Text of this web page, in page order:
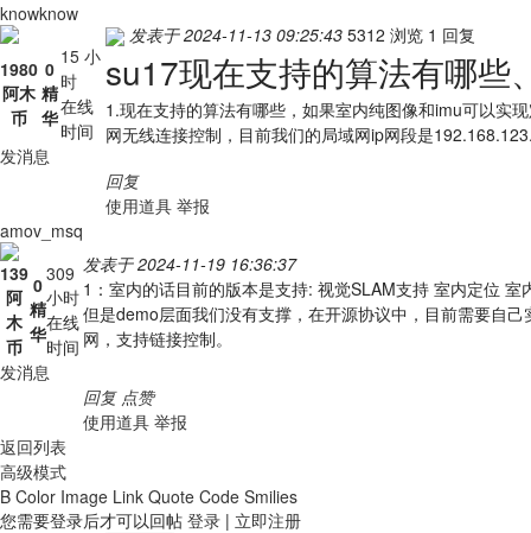
knowknow
1980
阿木
币
0
精
华
15 小
时
在线
时间
发消息
发表于 2024-11-13 09:25:43 5312 浏览 1 回复
su17现在支持的算法有哪些
1.现在支持的算法有哪些，如果室内纯图像和imu可以实
网无线连接控制，目前我们的局域网ip网段是
回复
使用道具 举报
amov_msq
139
阿
木
币
0
精
华
309
小时
在线
时间
发消息
发表于 2024-11-19 16:36:37
1：室内的话目前的版本是支持: 视觉SLAM支持 室内定位
但是demo层面我们没有支撑，在开源协议中，目前需要自
网，支持链接控制。
回复 点赞
使用道具 举报
返回列表
高级模式
B Color Image Link Quote Code Smilies
您需要登录后才可以回帖 登录 | 立即注册